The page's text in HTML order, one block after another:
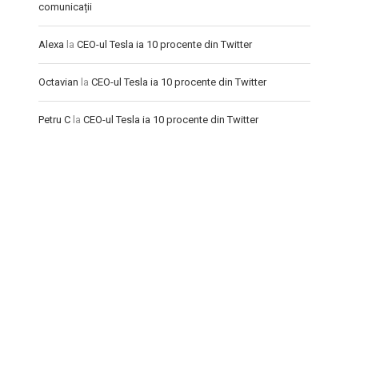
comunicații
Alexa la CEO-ul Tesla ia 10 procente din Twitter
Octavian la CEO-ul Tesla ia 10 procente din Twitter
Petru C la CEO-ul Tesla ia 10 procente din Twitter